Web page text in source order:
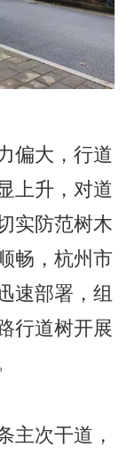
大，行道
上升，对道
实防范树木
畅，杭州市
速部署，组
行道树开展
次干道，